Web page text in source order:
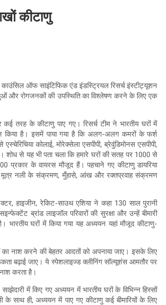
कीटाणु
काउंसिल ऑफ साइंटिफिक एंड इंडस्ट्रियल रिसर्च इंस्टीट्यूशन
और रोगजनकों की उपस्थिति का विश्लेषण करने के लिए एक
तरह के कीटाणु पाए गए। रिसर्च टीम ने भारतीय घरों में
किया है। इसमें पाया गया है कि अलग-अलग कमरों के फर्श
कोलाई, मोरेक्सेला एसपीपी, ब्रेवुंडिमोनस एसपीपी,
शोध से यह भी पता चला कि हमारे घरों की सतह पर 1000 से
प्रकार के वायरस मौजूद हैं। पहचाने गए कीटाणु डायरिया
मूत्र नली के संक्रमण, मुँहासे, आंख और रक्तप्रवाह संक्रमण
हाइजीन, रेकिट-साउथ एशिया ने कहा 130 साल पुरानी
ब्रांड लाइजॉल परिवारों की सुरक्षा और उन्हें बीमारी
भारतीय घरों में किया गया यह अध्ययन यहां मौजूद कीटाणु-
का नाश करने की बेहतर आदतों को अपनाया जाए। इसके लिए
बढ़ाई जाए। ये स्पेशलाइज्ड क्लीनिंग सॉल्यूशंस आमतौर पर
करता है।
में किए गए अध्ययन में भारतीय घरों के विभिन्न हिस्सों
साथ ही, अध्ययन में पाए गए कीटाणु कई बीमारियों के लिए